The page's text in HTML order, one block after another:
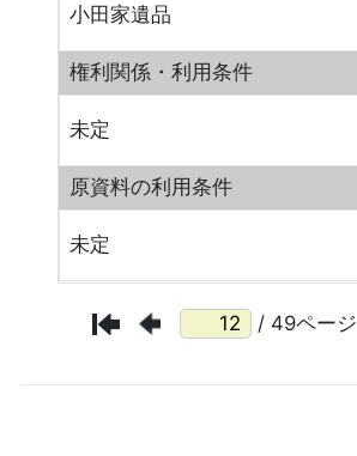
小田家遺品
権利関係・利用条件
未定
原資料の利用条件
未定
/ 49ページ